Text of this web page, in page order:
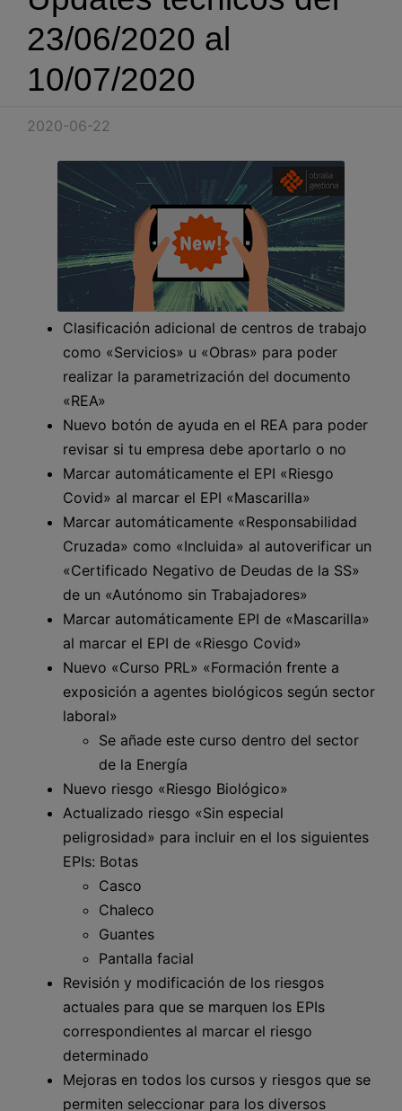
Blog
Recursos
Español
Entrar
Hablemos
23/06/2020 al
10/07/2020
2020-06-22
Clasificación adicional de centros de trabajo
como «Servicios» u «Obras» para poder
realizar la parametrización del documento
«REA»
Nuevo botón de ayuda en el REA para poder
revisar si tu empresa debe aportarlo o no
Marcar automáticamente el EPI «Riesgo
Covid» al marcar el EPI «Mascarilla»
Marcar automáticamente «Responsabilidad
Cruzada» como «Incluida» al autoverificar un
«Certificado Negativo de Deudas de la SS»
de un «Autónomo sin Trabajadores»
Marcar automáticamente EPI de «Mascarilla»
al marcar el EPI de «Riesgo Covid»
Nuevo «Curso PRL» «Formación frente a
exposición a agentes biológicos según sector
laboral»
Se añade este curso dentro del sector
de la Energía
Nuevo riesgo «Riesgo Biológico»
Actualizado riesgo «Sin especial
peligrosidad» para incluir en el los siguientes
EPIs: Botas
Casco
Chaleco
Guantes
Pantalla facial
Revisión y modificación de los riesgos
actuales para que se marquen los EPIs
correspondientes al marcar el riesgo
determinado
Mejoras en todos los cursos y riesgos que se
permiten seleccionar para los diversos